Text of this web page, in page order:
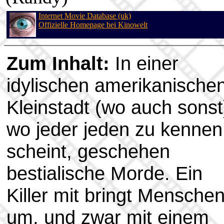
Internet Movie Database (uk)
Offizielle Homepage bei Kinowelt
Zum Inhalt: In einer
idylischen
Kleinstadt (wo auch
wo jeder jeden zu kennen
scheint, geschehen
bestialische Morde. Ein
Killer mit bringt
um, und zwar mit einem